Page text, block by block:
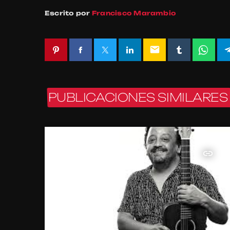
Escrito por Francisco Marambio
email
PUBLICACIONES SIMILARES
insert_link